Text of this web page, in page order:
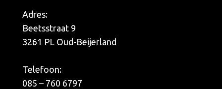
Adres:
Beetsstraat 9
3261 PL Oud-Beijerland
Telefoon:
085 – 760 6797